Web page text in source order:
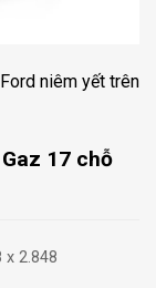
niêm yết trên
17 chỗ
x 2.848